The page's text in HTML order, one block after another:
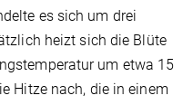
es sich um drei
heizt sich die Blüte
um etwa 15
Hitze nach, die in einem